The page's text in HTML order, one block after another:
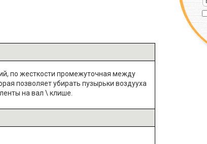
по жесткости промежуточная между
позволяет убирать пузырьки воздууха
на вал \ клише.